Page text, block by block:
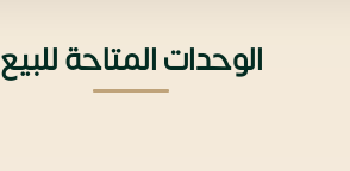
الوحدات المتاحة للبيع